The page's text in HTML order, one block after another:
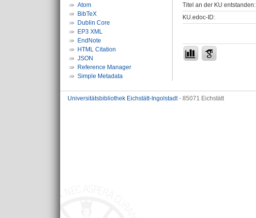
Atom
BibTeX
Dublin Core
EP3 XML
EndNote
HTML Citation
JSON
Reference Manager
Simple Metadata
Titel an der KU entstanden:
KU.edoc-ID:
Universitätsbibliothek Eichstätt-Ingolstadt- 85071 Eichstätt